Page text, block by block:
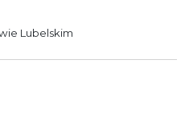
Lubelskim